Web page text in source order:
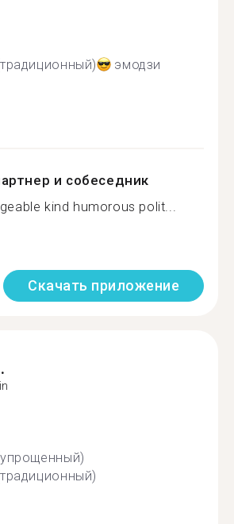
эмодзи
и собеседник
kind humorous polit...
Скачать приложение